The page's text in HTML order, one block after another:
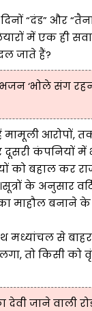
“दंड” और
में एक ही
जाते हैं?
‘भोले संग
आरोपों,
कंपनियों में
को बहाल कर
के अनुसार
माहौल बनाने के
से बाहर भेज
तो किसी को
देवी जाने वाली